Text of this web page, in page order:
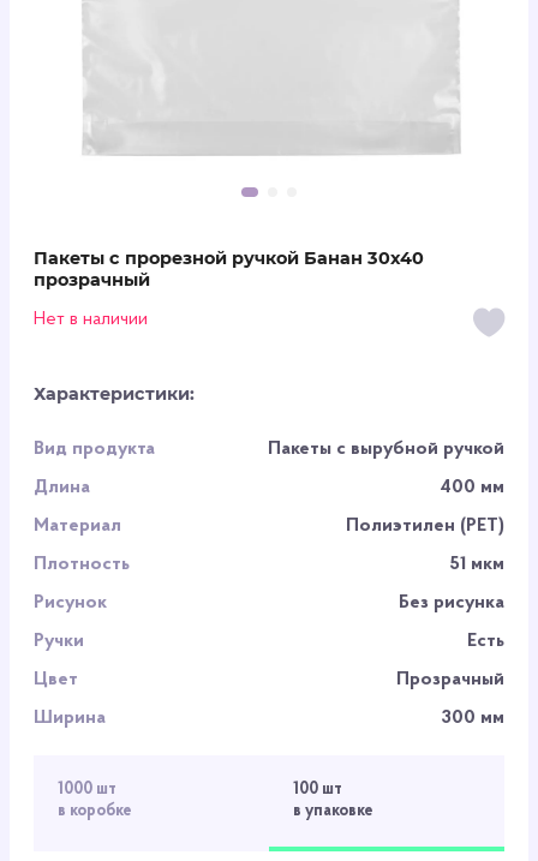
Пакеты с прорезной ручкой Банан 30х40
прозрачный
Нет в наличии
Характеристики:
Вид продукта
Пакеты с вырубной ручкой
Длина
400 мм
Материал
Полиэтилен (PET)
Плотность
51 мкм
Рисунок
Без рисунка
Ручки
Есть
Цвет
Прозрачный
Ширина
300 мм
1000 шт
в коробке
100 шт
в упаковке